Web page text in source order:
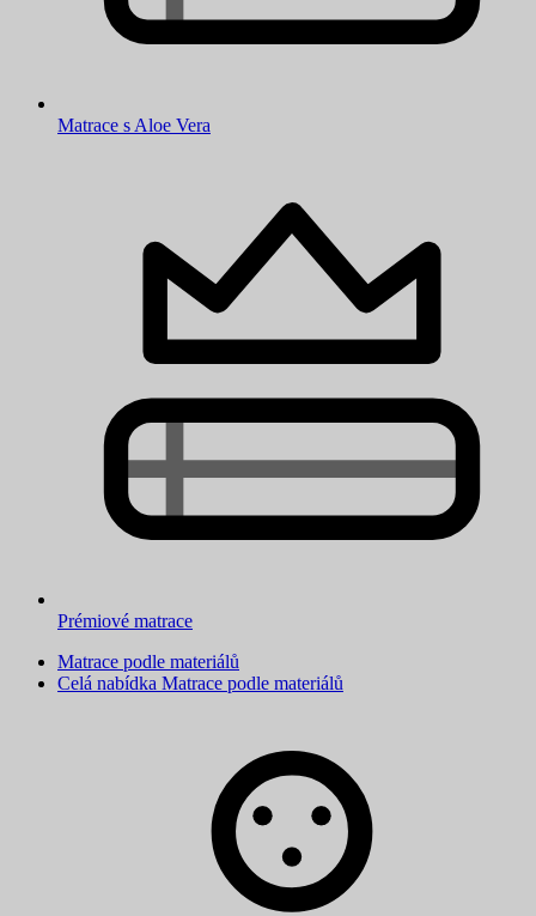
Matrace s Aloe Vera
Prémiové matrace
Matrace podle materiálů
Celá nabídka Matrace podle materiálů